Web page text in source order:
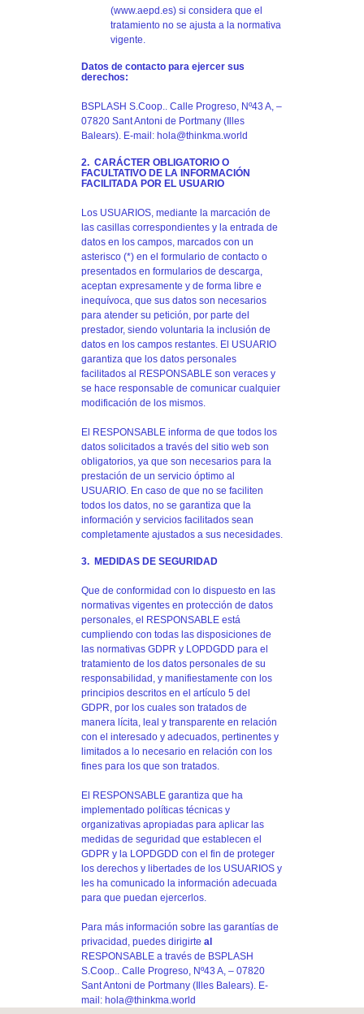
(www.aepd.es) si considera que el
tratamiento no se ajusta a la normativa
vigente.
Datos de contacto para ejercer sus
derechos:
BSPLASH S.Coop.. Calle Progreso, Nº43 A, –
07820 Sant Antoni de Portmany (Illes
Balears). E-mail: hola@thinkma.world
2. CARÁCTER OBLIGATORIO O
FACULTATIVO DE LA INFORMACIÓN
FACILITADA POR EL USUARIO
Los USUARIOS, mediante la marcación de
las casillas correspondientes y la entrada de
datos en los campos, marcados con un
asterisco (*) en el formulario de contacto o
presentados en formularios de descarga,
aceptan expresamente y de forma libre e
inequívoca, que sus datos son necesarios
para atender su petición, por parte del
prestador, siendo voluntaria la inclusión de
datos en los campos restantes. El USUARIO
garantiza que los datos personales
facilitados al RESPONSABLE son veraces y
se hace responsable de comunicar cualquier
modificación de los mismos.
El RESPONSABLE informa de que todos los
datos solicitados a través del sitio web son
obligatorios, ya que son necesarios para la
prestación de un servicio óptimo al
USUARIO. En caso de que no se faciliten
todos los datos, no se garantiza que la
información y servicios facilitados sean
completamente ajustados a sus necesidades.
3. MEDIDAS DE SEGURIDAD
Que de conformidad con lo dispuesto en las
normativas vigentes en protección de datos
personales, el RESPONSABLE está
cumpliendo con todas las disposiciones de
las normativas GDPR y LOPDGDD para el
tratamiento de los datos personales de su
responsabilidad, y manifiestamente con los
principios descritos en el artículo 5 del
GDPR, por los cuales son tratados de
manera lícita, leal y transparente en relación
con el interesado y adecuados, pertinentes y
limitados a lo necesario en relación con los
fines para los que son tratados.
El RESPONSABLE garantiza que ha
implementado políticas técnicas y
organizativas apropiadas para aplicar las
medidas de seguridad que establecen el
GDPR y la LOPDGDD con el fin de proteger
los derechos y libertades de los USUARIOS y
les ha comunicado la información adecuada
para que puedan ejercerlos.
Para más información sobre las garantías de
privacidad, puedes dirigirte al
RESPONSABLE a través de BSPLASH
S.Coop.. Calle Progreso, Nº43 A, – 07820
Sant Antoni de Portmany (Illes Balears). E-
mail: hola@thinkma.world